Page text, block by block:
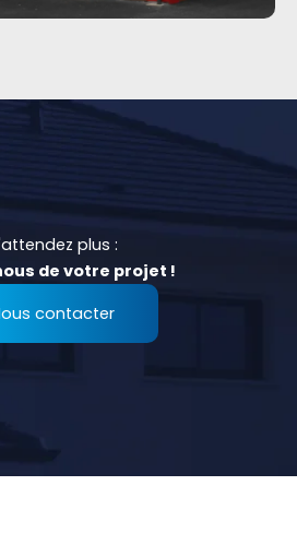
plus :
de votre projet !
contacter